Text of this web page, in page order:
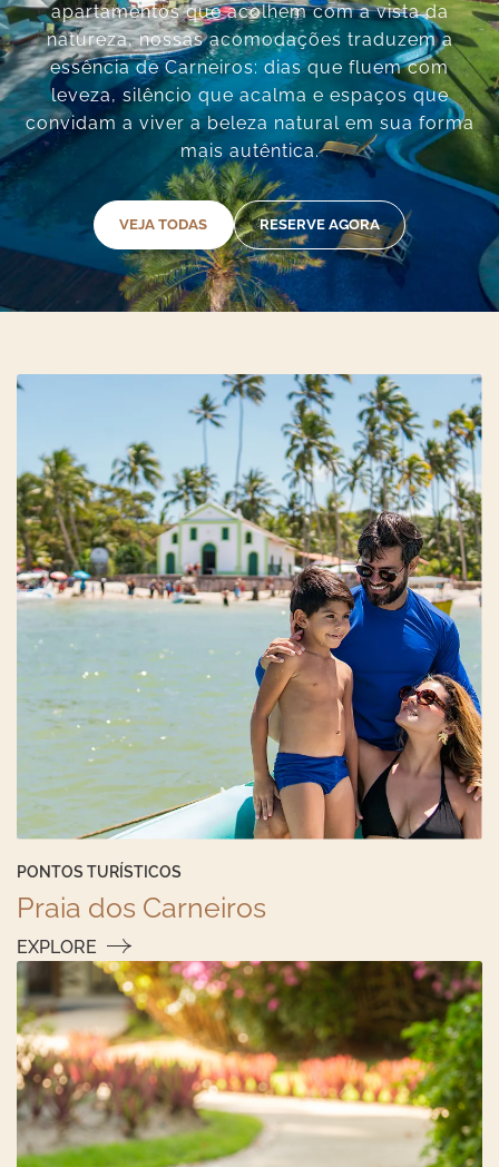
apartamentos que acolhem com a vista da
natureza, nossas acomodações traduzem a
essência de Carneiros: dias que fluem com
leveza, silêncio que acalma e espaços que
convidam a viver a beleza natural em sua forma
mais autêntica.
VEJA TODAS RESERVE AGORA
PONTOS TURÍSTICOS
Praia dos Carneiros
EXPLORE